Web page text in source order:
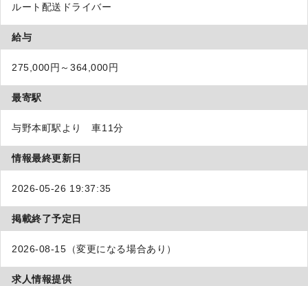
ルート配送ドライバー
給与
275,000円～364,000円
最寄駅
与野本町駅より 車11分
情報最終更新日
2026-05-26 19:37:35
掲載終了予定日
2026-08-15（変更になる場合あり）
求人情報提供